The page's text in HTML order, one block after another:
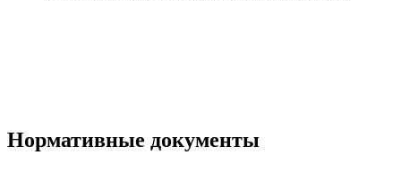
Нормативные документы